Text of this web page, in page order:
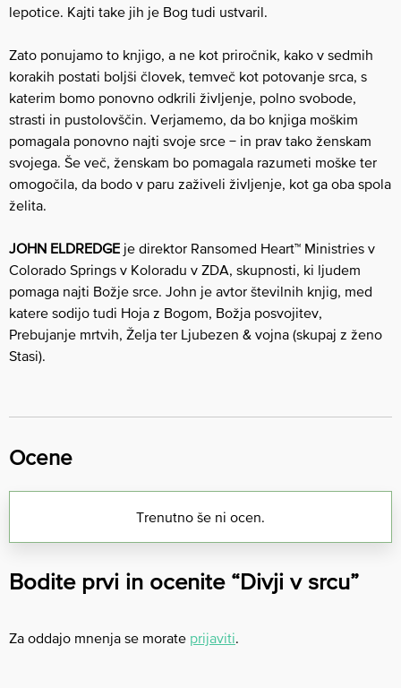
lepotice. Kajti take jih je Bog tudi ustvaril.
Zato ponujamo to knjigo, a ne kot priročnik, kako v sedmih
korakih postati boljši človek, temveč kot potovanje srca, s
katerim bomo ponovno odkrili življenje, polno svobode,
strasti in pustolovščin. Verjamemo, da bo knjiga moškim
pomagala ponovno najti svoje srce − in prav tako ženskam
svojega. Še več, ženskam bo pomagala razumeti moške ter
omogočila, da bodo v paru zaživeli življenje, kot ga oba spola
želita.
JOHN ELDREDGE je direktor Ransomed Heart™ Ministries v
Colorado Springs v Koloradu v ZDA, skupnosti, ki ljudem
pomaga najti Božje srce. John je avtor številnih knjig, med
katere sodijo tudi Hoja z Bogom, Božja posvojitev,
Prebujanje mrtvih, Želja ter Ljubezen & vojna (skupaj z ženo
Stasi).
Ocene
Trenutno še ni ocen.
Bodite prvi in ocenite “Divji v srcu”
Za oddajo mnenja se morate prijaviti.